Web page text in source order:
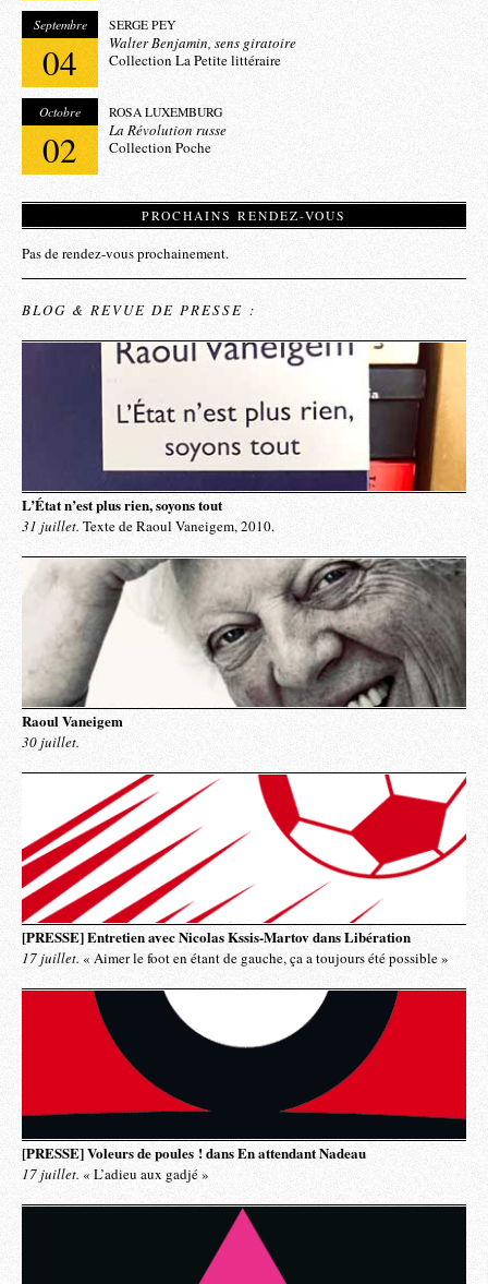
04
Septembre SERGE PEY
Walter Benjamin, sens giratoire
Collection La Petite littéraire
02
Octobre ROSA LUXEMBURG
La Révolution russe
Collection Poche
PROCHAINS RENDEZ-VOUS
Pas de rendez-vous prochainement.
BLOG & REVUE DE PRESSE :
L’État n’est plus rien, soyons tout
31 juillet.Texte de Raoul Vaneigem, 2010.
Raoul Vaneigem
30 juillet.
[PRESSE] Entretien avec Nicolas Kssis-Martov dans Libération
17 juillet. « Aimer le foot en étant de gauche, ça a toujours été possible »
[PRESSE] Voleurs de poules ! dans En attendant Nadeau
17 juillet. « L’adieu aux gadjé »